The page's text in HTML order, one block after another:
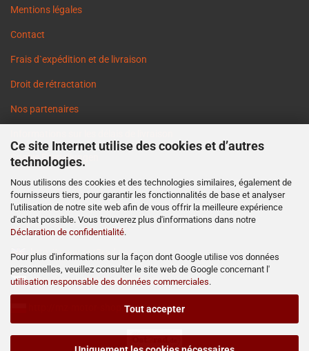
Ce site Internet utilise des cookies et d’autres
technologies.
Nous utilisons des cookies et des technologies similaires, également de
fournisseurs tiers, pour garantir les fonctionnalités de base et analyser
l'utilisation de notre site web afin de vous offrir la meilleure expérience
d'achat possible. Vous trouverez plus d'informations dans notre
Déclaration de confidentialité.
Pour plus d'informations sur la façon dont Google utilise vos données
personnelles, veuillez consulter le site web de Google concernant l'
utilisation responsable des données commerciales.
Tout accepter
Mentions légales
Contact
Frais d`expédition et de livraison
Droit de rétractation
Nos partenaires
Cookie Einstellungen
http://www.ost2rad.com
http://www.moto-prodejna.cz
http://mz-motor-shop.com